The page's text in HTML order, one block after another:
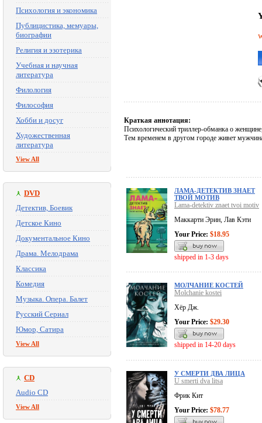
Психология и экономика
Публицистика, мемуары,
биографии
Религия и эзотерика
Учебная и научная
литература
Филология
Философия
Хобби и досуг
Художественная
литература
View All
DVD
Детектив, Боевик
Детское Кино
Документальное Кино
Драма. Мелодрама
Классика
Комедия
Музыка. Опера. Балет
Русский Сериал
Юмор, Сатира
View All
CD
Audio CD
View All
Краткая аннотация:
Психологический триллер-обманка о
Тем временем в другом городе живет
ЛАМА-ДЕТЕКТИВ ЗНАЕТ
ТВОЙ МОТИВ
Lama-detektiv znaet tvoi motiv
Маккарти Эрин, Лав Кэти
Your Price: $18.95
shipped in 1-3 days
МОЛЧАНИЕ КОСТЕЙ
Molchanie kostei
Хёр Дж.
Your Price: $29.30
shipped in 14-20 days
У СМЕРТИ ДВА ЛИЦА
U smerti dva litsa
Фрик Кит
Your Price: $78.77